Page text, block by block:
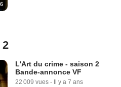
L'Art du crime - saison 2
Bande-annonce VF
22 009 vues - Il y a 7 ans